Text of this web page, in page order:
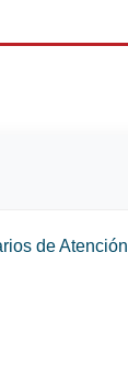
de Atención